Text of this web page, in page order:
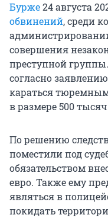
Бурже24 августа
обвинений, среди
совершения
преступной
согласно
караться
в размере 500
По решению
поместили под
обязательством
евро. Также ему
являться в
покидать